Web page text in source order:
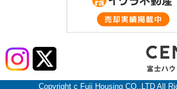
Copyright c Fuji Housing CO.,LTD All